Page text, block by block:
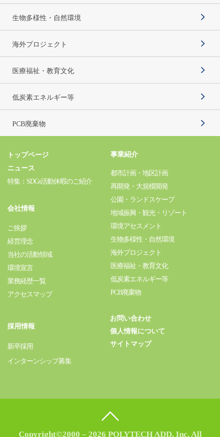
生物多様性・自然環境
海外プロジェクト
医療福祉・教育文化
低炭素エネルギー等
PCB廃棄物
トップページ
ニュース
特集：SDGs活動休暇のご紹介
会社情報
ご挨拶
経営理念
当社の活動領域
環境宣言
業務経歴一覧
アクセスマップ
事業紹介
都市計画・地区計画
再開発・大規模開発
公園・ランドスケープ
地域振興・観光・リゾート
環境アセスメント
生物多様性・自然環境
海外プロジェクト
医療福祉・教育文化
低炭素エネルギー等
PCB廃棄物
採用情報
新卒採用
インターンシップ募集
お問い合わせ
個人情報について
サイトマップ
Copyright©2000 – 2026 POLYTECH ADD, Inc. All